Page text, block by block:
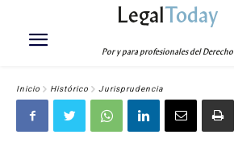
LegalToday
Por y para profesionales del Derecho
Inicio Histórico Jurisprudencia